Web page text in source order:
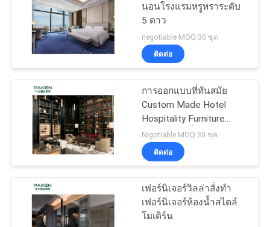
ควบคุม
คุณภาพ
ติดต่อ
ขอ
เสนอ
นอนโรงแรมหรูหราระดับ
5 ดาว
negotiable MOQ:30 ชุด
ติดต่อ
การออกแบบที่ทันสมัย ​​
Custom Made Hotel
Hospitality Furniture
สำหรับล๊อบบี้
Nigotiable MOQ:30 ชุด
ติดต่อ
เฟอร์นิเจอร์วิลล่าสั่งทำ
เฟอร์นิเจอร์ห้องน้ำสไตล์
โมเดิร์น